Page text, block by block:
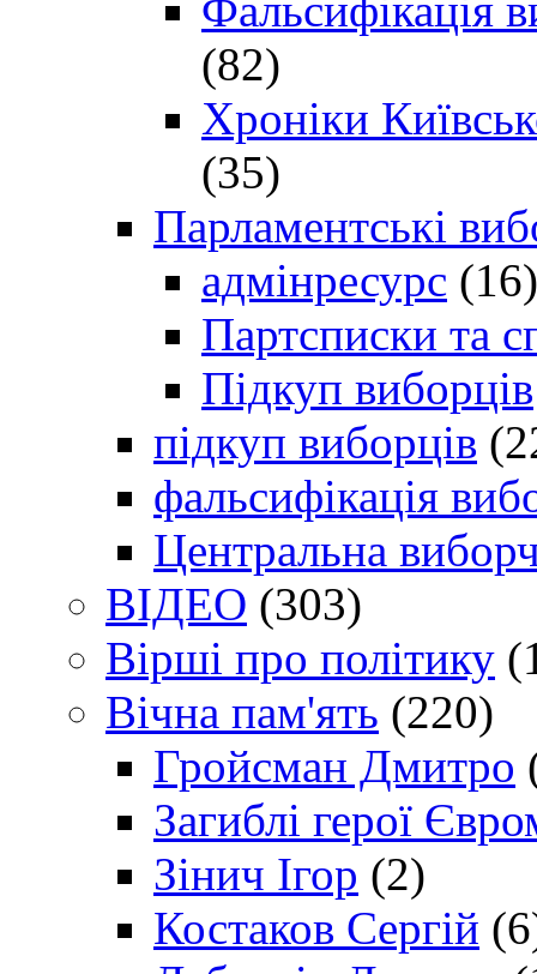
(82)
Хроніки
(35)
Парламентські
адмінресурс (16)
Партсписки та
Підкуп виборців
підкуп виборців
фальсифікація
Центральна
ВІДЕО (303)
Вірші про політику
Вічна пам'ять (220)
Гройсман Дмитро
Загиблі герої
Зінич Ігор (2)
Костаков Сергій